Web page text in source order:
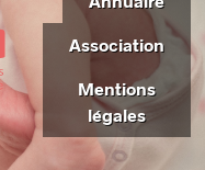
Association
Mentions
légales